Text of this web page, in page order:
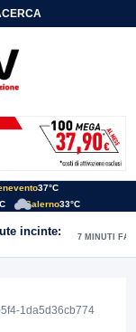
CERCA
37°C
Salerno33°C
incinte:
7 MINUTI FA
1da5d36cb774